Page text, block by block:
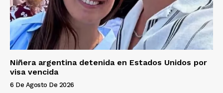
Niñera argentina detenida en Estados Unidos por
visa vencida
6 De Agosto De 2026